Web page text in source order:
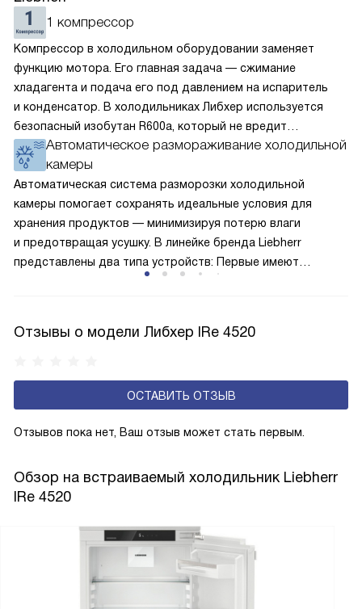
1 компрессор
Компрессор в холодильном оборудовании заменяет
функцию мотора. Его главная задача — сжимание
хладагента и подача его под давлением на испаритель
и конденсатор. В холодильниках Либхер используется
безопасный изобутан R600a, который не вредит
окружающей среде. Компрессор перегоняет его
по охладительному контуру по принципу насоса. Чем
лучше работает «мотор» прибора, тем качественнее
и быстрее происходит охлаждение, затрачивается
меньше электроэнергии.
Автоматическое размораживание холодильной
камеры
Автоматическая система разморозки холодильной
камеры помогает сохранять идеальные условия для
хранения продуктов — минимизируя потерю влаги
и предотвращая усушку. В линейке бренда Liebherr
представлены два типа устройств: Первые имеют
с панелью, выполняющей функцию «сухой стенки». Такие
эксплуатацию и чаще всего оснащены нулевой зоной
свежести BioFresh 0°C. Они встречаются в сериях Plus,
Отзывы о модели Либхер IRe 4520
ОСТАВИТЬ ОТЗЫВ
Отзывов пока нет, Ваш отзыв может стать первым.
Обзор на встраиваемый холодильник Liebherr
IRe 4520